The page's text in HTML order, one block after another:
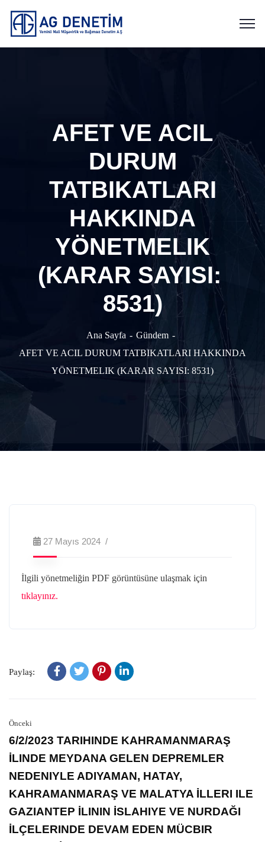
AFET VE ACIL
DURUM
TATBIKATLARI
HAKKINDA
YÖNETMELIK
(KARAR SAYISI:
8531)
Ana Sayfa
Gündem
AFET VE ACIL DURUM TATBIKATLARI HAKKINDA
YÖNETMELIK (KARAR SAYISI: 8531)
27 Mayıs 2024
İlgili yönetmeliğin PDF görüntüsüne ulaşmak için
tıklayınız.
Paylaş:
Önceki
6/2/2023 TARIHINDE KAHRAMANMARAŞ
İLINDE MEYDANA GELEN DEPREMLER
NEDENIYLE ADIYAMAN, HATAY,
KAHRAMANMARAŞ VE MALATYA İLLERI ILE
GAZIANTEP İLININ İSLAHIYE VE NURDAĞI
İLÇELERINDE DEVAM EDEN MÜCBIR